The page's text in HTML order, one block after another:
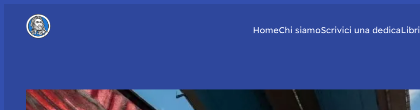
HomeChi siamoScrivici una dedicaLibri